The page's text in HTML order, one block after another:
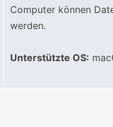
Computer können
werden.
Unterstützte OS: